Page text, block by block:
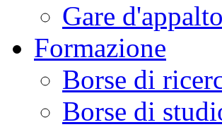
Gare d'appalto
Formazione
Borse di
Borse di